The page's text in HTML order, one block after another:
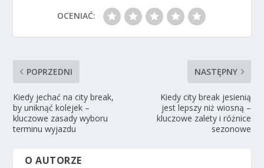
OCENIAĆ:
POPRZEDNI
Kiedy jechać na city break,
by uniknąć kolejek –
kluczowe zasady wyboru
terminu wyjazdu
NASTĘPNY
Kiedy city break jesienią
jest lepszy niż wiosną –
kluczowe zalety i różnice
sezonowe
O AUTORZE